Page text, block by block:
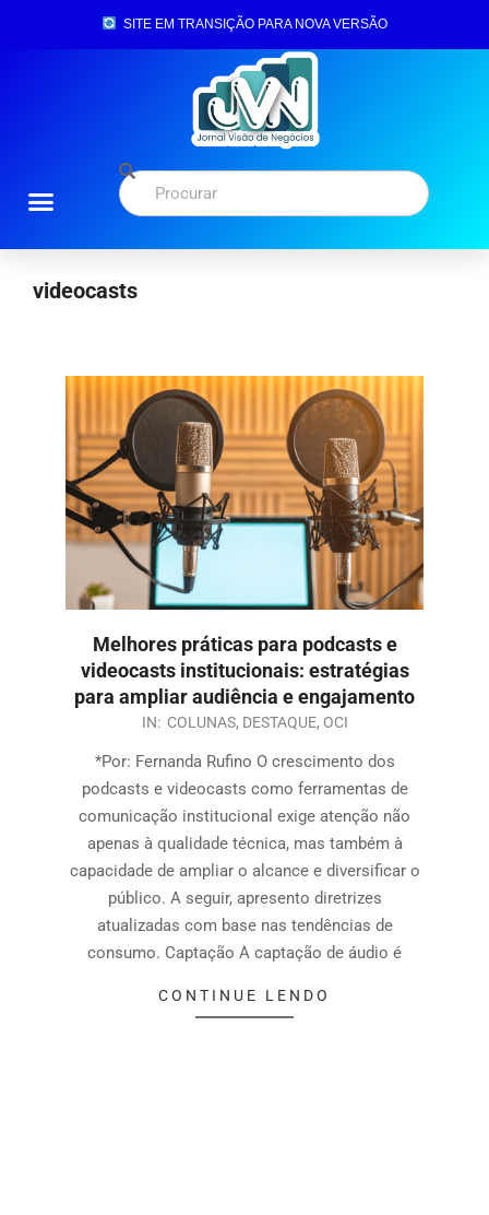
SITE EM TRANSIÇÃO PARA NOVA VERSÃO
videocasts
Melhores práticas para podcasts e
videocasts institucionais: estratégias
para ampliar audiência e engajamento
IN: COLUNAS, DESTAQUE, OCI
*Por: Fernanda Rufino O crescimento dos
podcasts e videocasts como ferramentas de
comunicação institucional exige atenção não
apenas à qualidade técnica, mas também à
capacidade de ampliar o alcance e diversificar o
público. A seguir, apresento diretrizes
atualizadas com base nas tendências de
consumo. Captação A captação de áudio é
CONTINUE LENDO